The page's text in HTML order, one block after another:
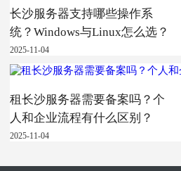
长沙服务器支持哪些操作系
统？Windows与Linux怎么选？
2025-11-04
租长沙服务器需要备案吗？个
人和企业流程有什么区别？
2025-11-04